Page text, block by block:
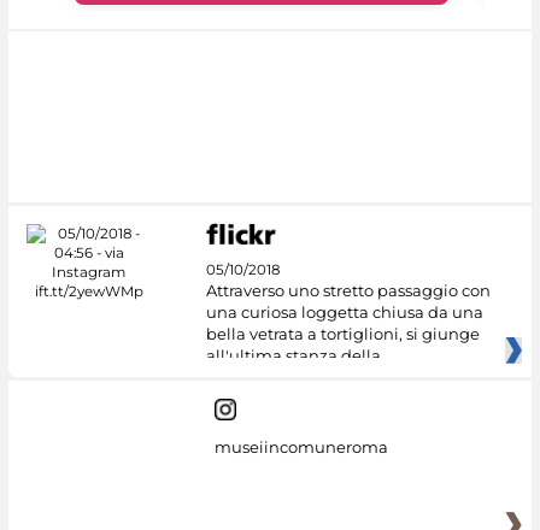
05/10/2018
Attraverso uno stretto passaggio con
una curiosa loggetta chiusa da una
bella vetrata a tortiglioni, si giunge
all'ultima stanza della
museiincomuneroma